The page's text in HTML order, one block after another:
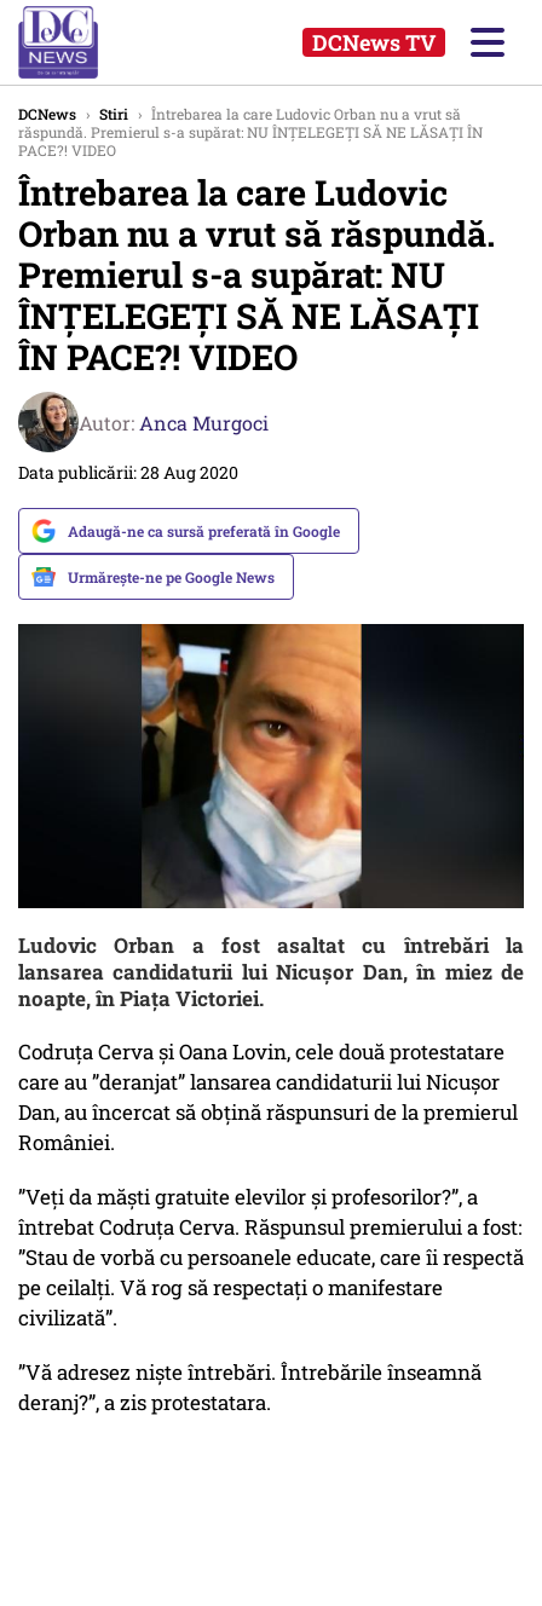
DCNews TV
DCNews › Stiri › Întrebarea la care Ludovic Orban nu a vrut să
răspundă. Premierul s-a supărat: NU ÎNȚELEGEȚI SĂ NE LĂSAȚI ÎN
PACE?! VIDEO
Întrebarea la care Ludovic
Orban nu a vrut să răspundă.
Premierul s-a supărat: NU
ÎNȚELEGEȚI SĂ NE LĂSAȚI
ÎN PACE?! VIDEO
Autor: Anca Murgoci
Data publicării: 28 Aug 2020
Adaugă-ne ca sursă preferată în Google
Urmărește-ne pe Google News
Ludovic Orban a fost asaltat cu întrebări la
lansarea candidaturii lui Nicușor Dan, în miez de
noapte, în Piața Victoriei.
Codruța Cerva și Oana Lovin, cele două protestatare
care au ”deranjat” lansarea candidaturii lui Nicușor
Dan, au încercat să obțină răspunsuri de la premierul
României.
”Veți da măști gratuite elevilor și profesorilor?”, a
întrebat Codruța Cerva. Răspunsul premierului a fost:
”Stau de vorbă cu persoanele educate, care îi respectă
pe ceilalți. Vă rog să respectați o manifestare
civilizată”.
”Vă adresez niște întrebări. Întrebările înseamnă
deranj?”, a zis protestatara.